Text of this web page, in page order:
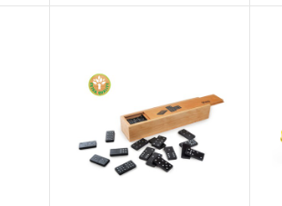
Интерактивен сет
Нахрани го зајчето